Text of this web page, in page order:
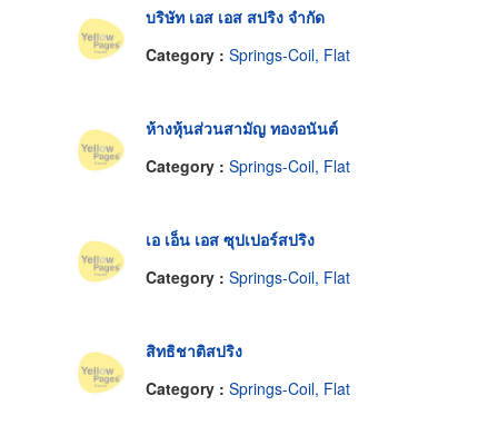
บริษัท เอส เอส สปริง จำกัด
Category : Springs-Coil, Flat
ห้างหุ้นส่วนสามัญ ทองอนันต์
Category : Springs-Coil, Flat
เอ เอ็น เอส ซุปเปอร์สปริง
Category : Springs-Coil, Flat
สิทธิชาติสปริง
Category : Springs-Coil, Flat